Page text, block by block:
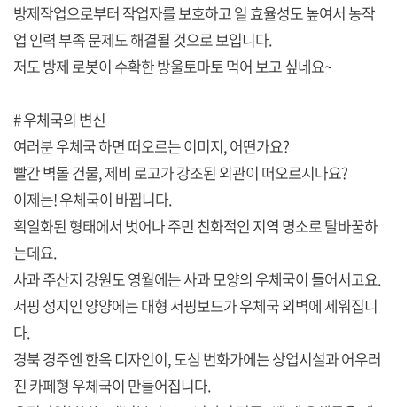
방제작업으로부터 작업자를 보호하고 일 효율성도 높여서 농작
업 인력 부족 문제도 해결될 것으로 보입니다.
저도 방제 로봇이 수확한 방울토마토 먹어 보고 싶네요~
# 우체국의 변신
여러분 우체국 하면 떠오르는 이미지, 어떤가요?
빨간 벽돌 건물, 제비 로고가 강조된 외관이 떠오르시나요?
이제는! 우체국이 바뀝니다.
획일화된 형태에서 벗어나 주민 친화적인 지역 명소로 탈바꿈하
는데요.
사과 주산지 강원도 영월에는 사과 모양의 우체국이 들어서고요.
서핑 성지인 양양에는 대형 서핑보드가 우체국 외벽에 세워집니
다.
경북 경주엔 한옥 디자인이, 도심 번화가에는 상업시설과 어우러
진 카페형 우체국이 만들어집니다.